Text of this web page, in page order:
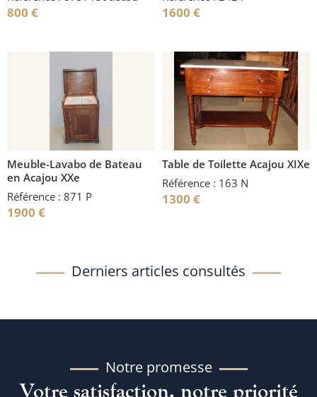
800 € 1600 €
Meuble-Lavabo de Bateau
en Acajou XXe
Référence : 871 P
1900 €
Table de Toilette Acajou XIXe
Référence : 163 N
1300 €
Derniers articles consultés
Notre promesse
Votre satisfaction, notre priorité